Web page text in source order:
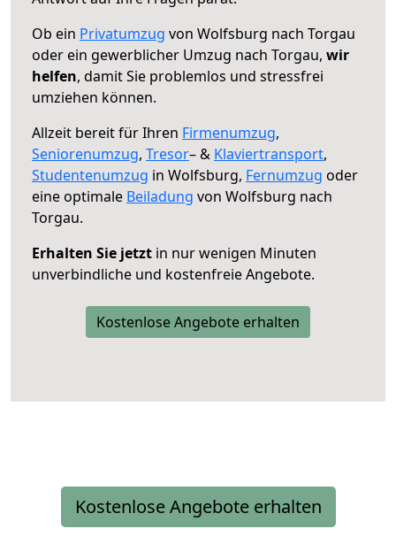
Ob ein Privatumzug von Wolfsburg nach Torgau
oder ein gewerblicher Umzug nach Torgau, wir
helfen, damit Sie problemlos und stressfrei
umziehen können.
Allzeit bereit für Ihren Firmenumzug,
Seniorenumzug, Tresor– & Klaviertransport,
Studentenumzug in Wolfsburg, Fernumzug oder
eine optimale Beiladung von Wolfsburg nach
Torgau.
Erhalten Sie jetzt in nur wenigen Minuten
unverbindliche und kostenfreie Angebote.
Kostenlose Angebote erhalten
Kostenlose Angebote erhalten